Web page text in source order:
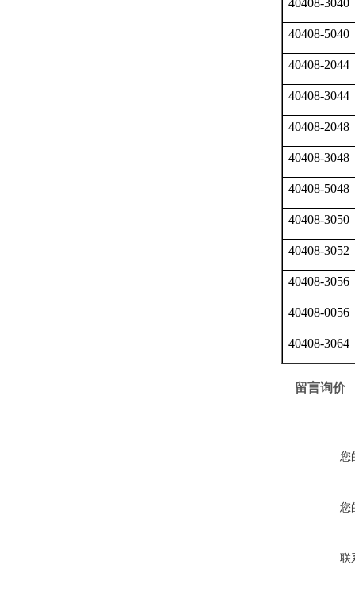
40408-3040
40408-5040
40408-2044
40408-3044
40408-2048
40408-3048
40408-5048
40408-3050
40408-3052
40408-3056
40408-0056
40408-3064
留言询价
您
您
联